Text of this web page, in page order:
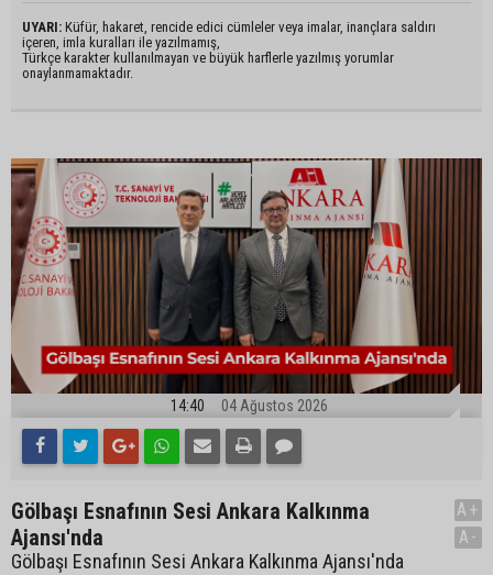
UYARI: Küfür, hakaret, rencide edici cümleler veya imalar, inançlara saldırı
içeren, imla kuralları ile yazılmamış,
Türkçe karakter kullanılmayan ve büyük harflerle yazılmış yorumlar
onaylanmamaktadır.
14:40 04 Ağustos 2026
Gölbaşı Esnafının Sesi Ankara Kalkınma
Ajansı'nda
Gölbaşı Esnafının Sesi Ankara Kalkınma Ajansı'nda
A+
A-